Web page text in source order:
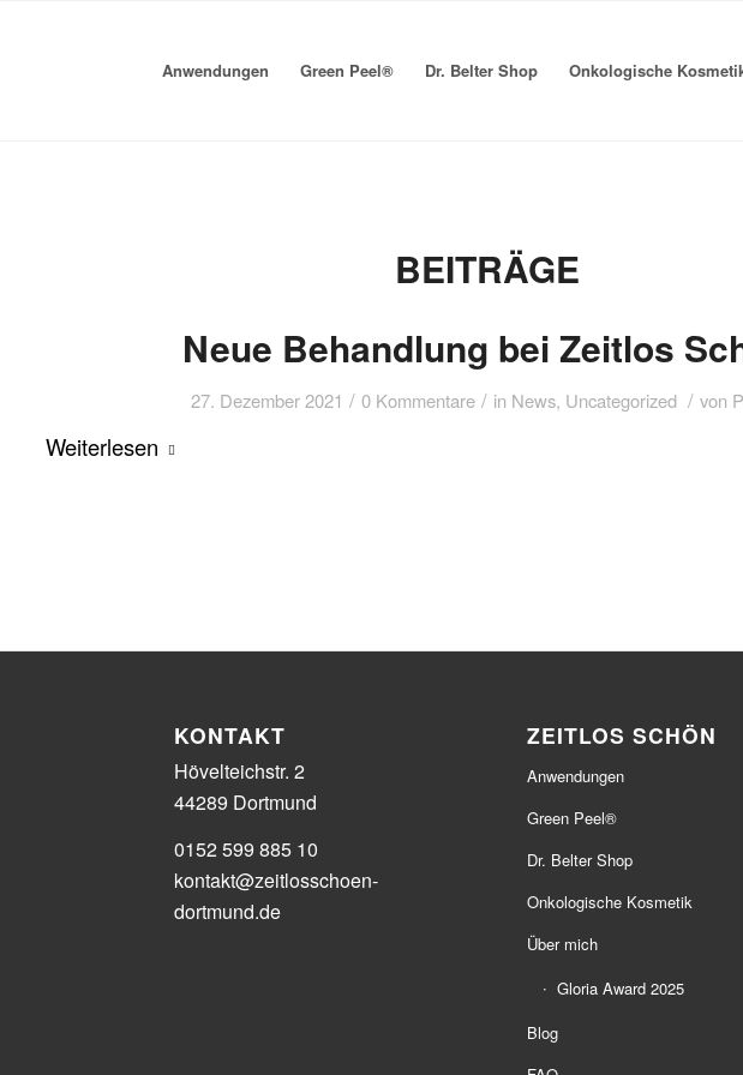
Anwendungen Green Peel® Dr. Belter Shop Onkologische
BEITRÄGE
Neue Behandlung bei Zeitlos
27. Dezember 2021 / 0 Kommentare / in News, Uncategorized / von
Weiterlesen
KONTAKT
Hövelteichstr. 2
44289 Dortmund
0152 599 885 10
kontakt@zeitlosschoen-
dortmund.de
ZEITLOS SCHÖN
Anwendungen
Green Peel®
Dr. Belter Shop
Onkologische Kosmetik
Über mich
Gloria Award 2025
Blog